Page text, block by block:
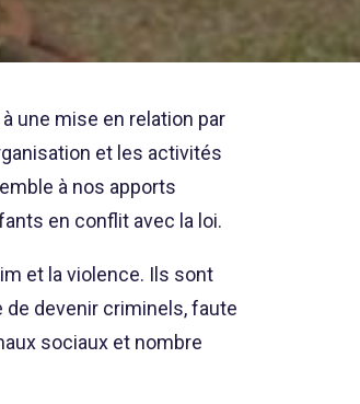
une mise en relation par
et les activités
à nos apports
en conflit avec la loi.
et la violence. Ils sont
de devenir criminels, faute
sociaux et nombre